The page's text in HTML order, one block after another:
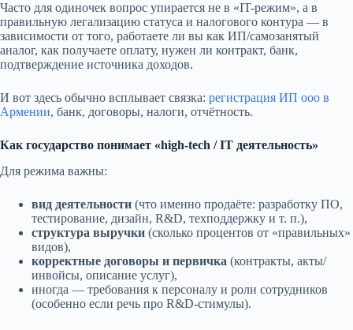
Часто для одиночек вопрос упирается не в «IT-режим», а в
правильную легализацию статуса и налогового контура — в
зависимости от того, работаете ли вы как ИП/самозанятый
аналог, как получаете оплату, нужен ли контракт, банк,
подтверждение источника доходов.
И вот здесь обычно всплывает связка: регистрация ИП ооо в
Армении, банк, договоры, налоги, отчётность.
Как государство понимает «high-tech / IT деятельность»
Для режима важны:
вид деятельности (что именно продаёте: разработку ПО,
тестирование, дизайн, R&D, техподдержку и т. п.),
структура выручки (сколько процентов от «правильных»
видов),
корректные договоры и первичка (контракты, акты/
инвойсы, описание услуг),
иногда — требования к персоналу и роли сотрудников
(особенно если речь про R&D-стимулы).